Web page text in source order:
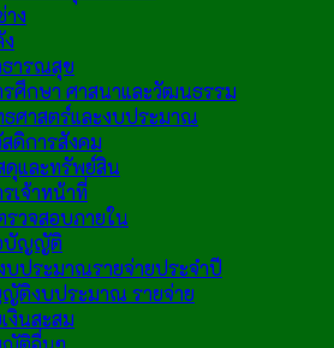
ง
ธารณสุข
รศึกษา ศาสนาและวัฒนธรรม
ธศาสตร์และงบประมาณ
ดิการสังคม
ดุและทรัพย์สิน
เจ้าหน้าที่
วจสอบภายใน
บัญญัติ
บประมาณรายจ่ายประจำปี
ติงบประมาณ รายจ่าย
งินสะสม